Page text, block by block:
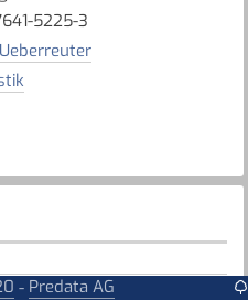
5225-3
- Predata AG